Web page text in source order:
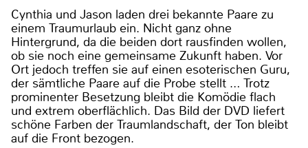
Cynthia und Jason laden drei bekannte Paare zu
einem Traumurlaub ein. Nicht ganz ohne
Hintergrund, da die beiden dort rausfinden wollen,
ob sie noch eine gemeinsame Zukunft haben. Vor
Ort jedoch treffen sie auf einen esoterischen Guru,
der sämtliche Paare auf die Probe stellt … Trotz
prominenter Besetzung bleibt die Komödie flach
und extrem oberflächlich. Das Bild der DVD liefert
schöne Farben der Traumlandschaft, der Ton bleibt
auf die Front bezogen.